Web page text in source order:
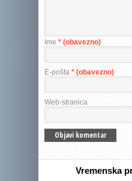
Ime * (obavezno)
E-pošta * (obavezno)
Web-stranica
Vremenska